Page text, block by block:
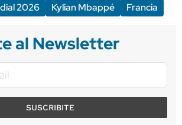
2026 Kylian Mbappé Francia
al Newsletter
SUSCRIBITE